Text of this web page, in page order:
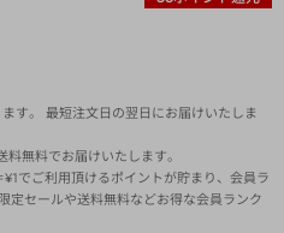
す。 最短注文日の翌日にお届けいたしま
料無料でお届けいたします。
でご利用頂けるポイントが貯まり、会員ラ
定セールや送料無料などお得な会員ランク